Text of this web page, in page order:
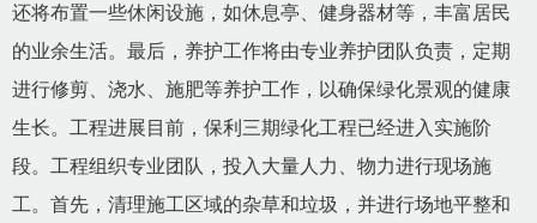
还将布置一些休闲设施，如休息亭、健身器材等，丰富居民
的业余生活。最后，养护工作将由专业养护团队负责，定期
进行修剪、浇水、施肥等养护工作，以确保绿化景观的健康
生长。工程进展目前，保利三期绿化工程已经进入实施阶
段。工程组织专业团队，投入大量人力、物力进行现场施
工。首先，清理施工区域的杂草和垃圾，并进行场地平整和